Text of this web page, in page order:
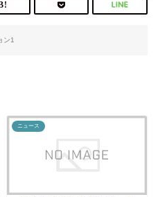
ン1
ニュース